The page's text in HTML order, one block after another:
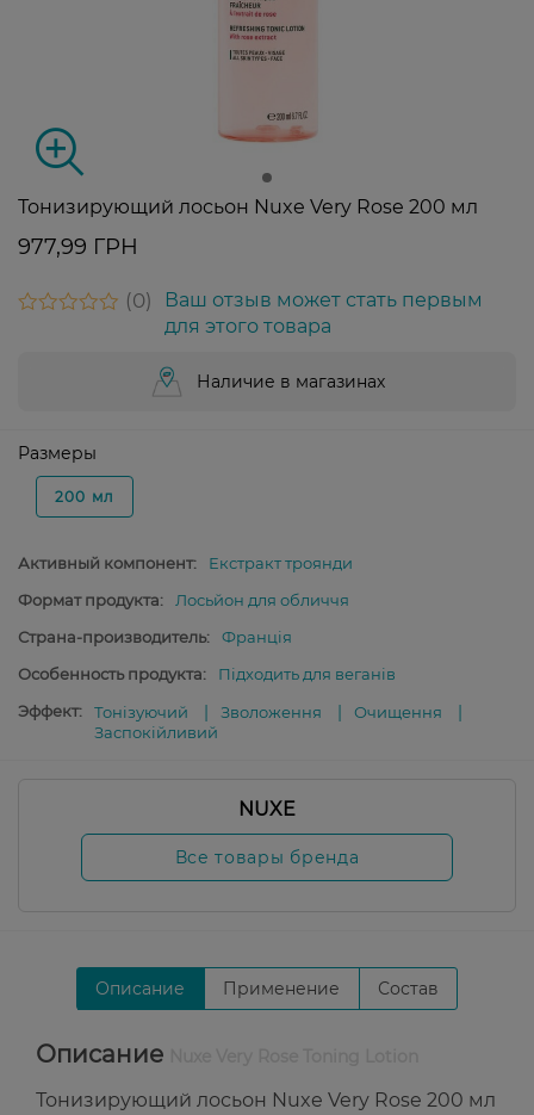
Тонизирующий лосьон Nuxe Very Rose 200 мл
977,99 ГРН
0
Ваш отзыв может стать первым
для этого товара
Наличие в магазинах
Размеры
200 мл
Активный компонент:
Екстракт троянди
Формат продукта:
Лосьйон для обличчя
Страна-производитель:
Франція
Особенность продукта:
Підходить для веганів
Эффект:
Тонізуючий Зволоження
Очищення
Заспокійливий
NUXE
Все товары бренда
Описание Применение Состав
Описание
Тонизирующий лосьон Nuxe Very Rose 200 мл